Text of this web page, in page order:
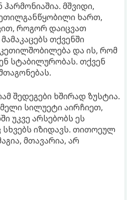
მშვიდი,
ხართ,
როგორ დაიცვათ
თქვენში
და ის, რომ
სტაბილურობას. თქვენ
შედეგები ხშირად ზუსტია.
სილუეტი აირჩიეთ,
უკვე არსებობს ეს
იზიდავს. თითოეულ
მთავარია, არ